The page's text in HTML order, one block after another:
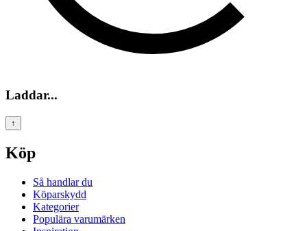
Laddar...
↑
Köp
Så handlar du
Köparskydd
Kategorier
Populära varumärken